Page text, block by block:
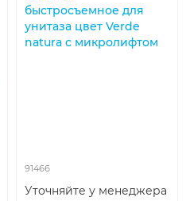
быстросъемное для
унитаза цвет Verde
natura с микролифтом
91466
Уточняйте у менеджера